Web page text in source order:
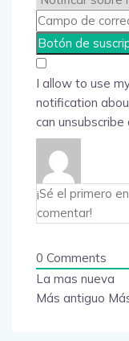
I allow to use
notification
can
0 Comments
La mas nueva
Más antiguo